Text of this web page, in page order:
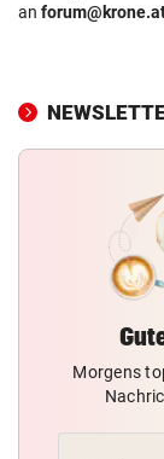
an
Morgens